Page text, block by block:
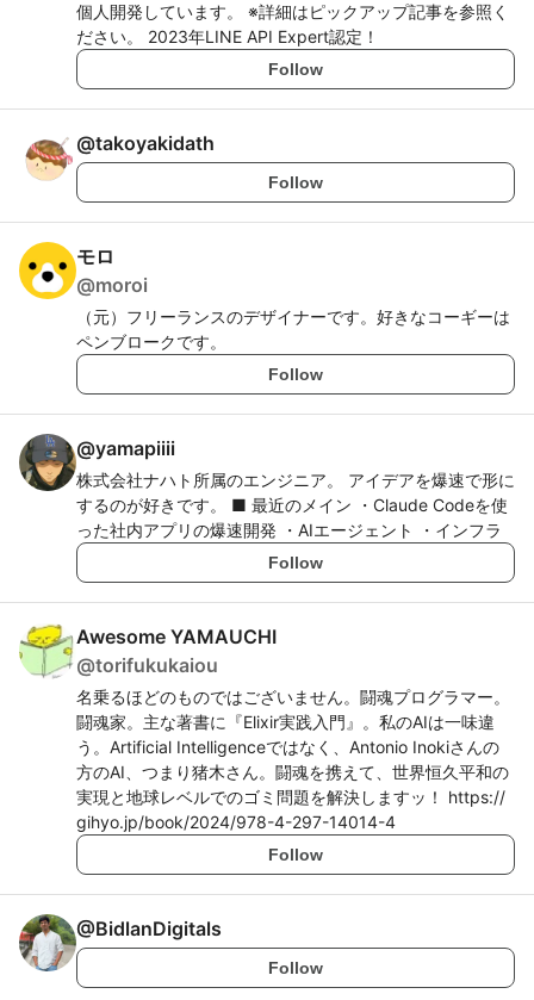
個人開発しています。 ※詳細はピックアップ記事を参照く
ださい。 2023年LINE API Expert認定！
Follow
@takoyakidath
Follow
モロ
@moroi
（元）フリーランスのデザイナーです。好きなコーギーは
ペンブロークです。
Follow
@yamapiiii
株式会社ナハト所属のエンジニア。 アイデアを爆速で形に
するのが好きです。 ■ 最近のメイン ・Claude Codeを使
った社内アプリの爆速開発 ・AIエージェント ・インフラ
Follow
Awesome YAMAUCHI
@torifukukaiou
名乗るほどのものではございません。闘魂プログラマー。
闘魂家。主な著書に『Elixir実践入門』。私のAIは一味違
う。Artificial Intelligenceではなく、Antonio Inokiさんの
方のAI、つまり猪木さん。闘魂を携えて、世界恒久平和の
実現と地球レベルでのゴミ問題を解決しますッ！ https://
gihyo.jp/book/2024/978-4-297-14014-4
Follow
@BidlanDigitals
Follow